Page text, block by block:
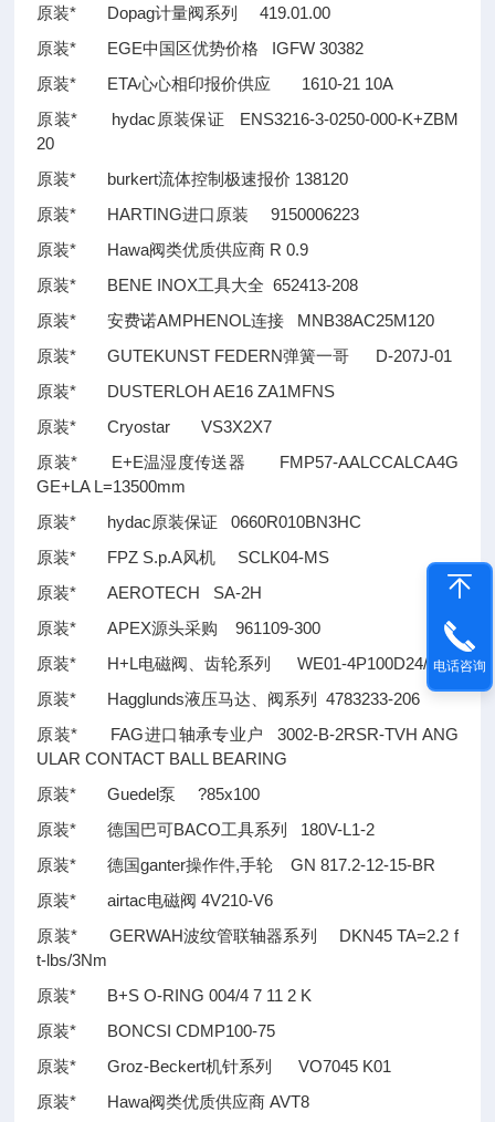
原装* Dopag计量阀系列 419.01.00
原装* EGE中国区优势价格 IGFW 30382
原装* ETA心心相印报价供应 1610-21 10A
原装* hydac原装保证 ENS3216-3-0250-000-K+ZBM
20
原装* burkert流体控制极速报价 138120
原装* HARTING进口原装 9150006223
原装* Hawa阀类优质供应商 R 0.9
原装* BENE INOX工具大全 652413-208
原装* 安费诺AMPHENOL连接 MNB38AC25M120
原装* GUTEKUNST FEDERN弹簧一哥 D-207J-01
原装* DUSTERLOH AE16 ZA1MFNS
原装* Cryostar VS3X2X7
原装* E+E温湿度传送器 FMP57-AALCCALCA4G
GE+LA L=13500mm
原装* hydac原装保证 0660R010BN3HC
原装* FPZ S.p.A风机 SCLK04-MS
原装* AEROTECH SA-2H
原装* APEX源头采购 961109-300
原装* H+L电磁阀、齿轮系列 WE01-4P100D24/0H
原装* Hagglunds液压马达、阀系列 4783233-206
原装* FAG进口轴承专业户 3002-B-2RSR-TVH ANG
ULAR CONTACT BALL BEARING
原装* Guedel泵 ?85x100
原装* 德国巴可BACO工具系列 180V-L1-2
原装* 德国ganter操作件,手轮 GN 817.2-12-15-BR
原装* airtac电磁阀 4V210-V6
原装* GERWAH波纹管联轴器系列 DKN45 TA=2.2 f
t-lbs/3Nm
原装* B+S O-RING 004/4 7 11 2 K
原装* BONCSI CDMP100-75
原装* Groz-Beckert机针系列 VO7045 K01
原装* Hawa阀类优质供应商 AVT8
电话咨询